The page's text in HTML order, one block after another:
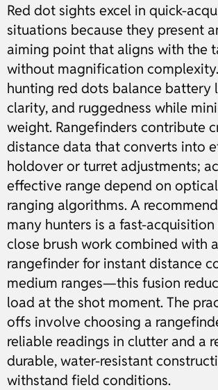
Red dot sights excel in quick-
situations because they present
aiming point that aligns with the
without magnification
hunting red dots balance battery
clarity, and ruggedness while
weight. Rangefinders contribute
distance data that converts into
holdover or turret adjustments;
effective range depend on
ranging algorithms. A
many hunters is a fast-
close brush work combined with
rangefinder for instant distance
medium ranges—this fusion
load at the shot moment. The
offs involve choosing a
reliable readings in clutter and a
durable, water-resistant
withstand field conditions.